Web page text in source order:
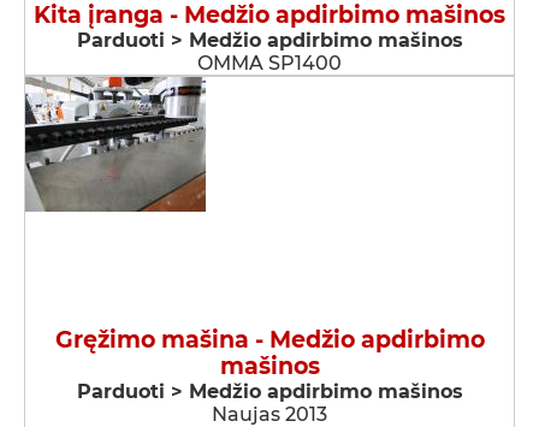
Kita įranga - Medžio apdirbimo mašinos
Parduoti > Medžio apdirbimo mašinos
OMMA SP1400
Gręžimo mašina - Medžio apdirbimo
mašinos
Parduoti > Medžio apdirbimo mašinos
Naujas 2013